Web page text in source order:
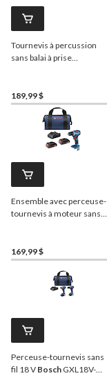
Tournevis à percussion
sans balai à prise
GDX18V-1800
189,99 $
Ensemble avec perceuse-
tournevis à moteur sans
169,99 $
Perceuse-tournevis sans
fil 18 V Bosch GXL18V-